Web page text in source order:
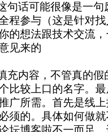
句话可能很像是一
程参与（这是针对
的想法跟技术交流
见来的
充内容，不管真的
比较上口的名字。
广所需。首先是线
须的。具体如何做